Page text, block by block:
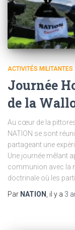
ACTIVITÉS MILITANTES
Journée
de la
Au cœur de la
NATION se sont
partageant une
Une journée mêlant
communion avec la
doctrinale où les
Par NATION , il y a 3